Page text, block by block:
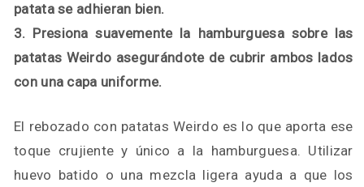
patata se adhieran bien.
3. Presiona suavemente la hamburguesa sobre las
patatas Weirdo asegurándote de cubrir ambos lados
con una capa uniforme.
El rebozado con patatas Weirdo es lo que aporta ese
toque crujiente y único a la hamburguesa. Utilizar
huevo batido o una mezcla ligera ayuda a que los